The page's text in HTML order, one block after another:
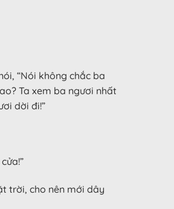
“Nói không chắc ba
Ta xem ba ngươi nhất
dời đi!”
trời, cho nên mới dây